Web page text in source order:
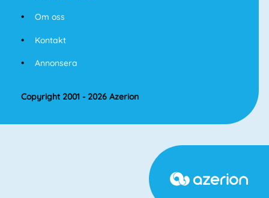
Om oss
Kontakt
Annonsera
Copyright 2001 - 2026 Azerion